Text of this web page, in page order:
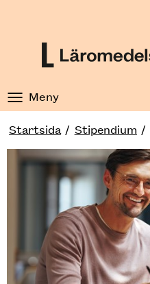
Meny
Startsida Stipendium